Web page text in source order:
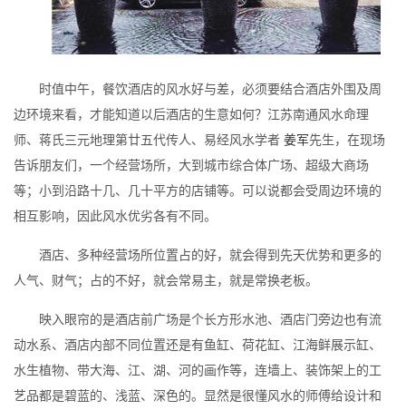
时值中午，餐饮酒店的风水好与差，必须要结合酒店外围及周
边环境来看，才能知道以后酒店的生意如何？江苏南通风水命理
师、蒋氏三元地理第廿五代传人、易经风水学者 姜军先生，在现场
告诉朋友们，一个经营场所，大到城市综合体广场、超级大商场
等；小到沿路十几、几十平方的店铺等。可以说都会受周边环境的
相互影响，因此风水优劣各有不同。
酒店、多种经营场所位置占的好，就会得到先天优势和更多的
人气、财气；占的不好，就会常易主，就是常换老板。
映入眼帘的是酒店前广场是个长方形水池、酒店门旁边也有流
动水系、酒店内部不同位置还是有鱼缸、荷花缸、江海鲜展示缸、
水生植物、带大海、江、湖、河的画作等，连墙上、装饰架上的工
艺品都是碧蓝的、浅蓝、深色的。显然是很懂风水的师傅给设计和